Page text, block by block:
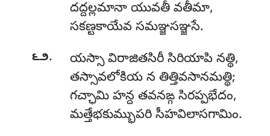
దద్దల్లమానా యువతీ వతీమా,
సకణ్టకాయేవ సమఞ్జసఞ్జసే.
౬౨.
యస్సా విరాజితసిరీ సిరియాపి నత్థి,
తస్సావలోకియ న తిత్తివసానమత్థి;
గచ్ఛామి హన్ద తవనఙ్గ సిరప్పభేదం,
మత్తేభకుమ్భుపరి సీహవిలాసగామిం.